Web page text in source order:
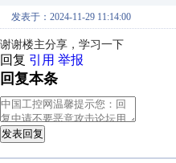
发表于：2024-11-29 11:14:00
谢谢楼主分享，学习一下
回复 引用 举报
回复本条
发表回复